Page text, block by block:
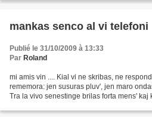
mankas senco al vi telefoni
Publié le 31/10/2009 à 13:33
Par Roland
mi amis vin .... Kial vi ne skribas, ne
rememora: jen susuras pluv', jen maro
Tra la vivo senestinge brilas forta mens' kaj